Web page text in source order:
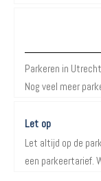
Parkeren in
Nog veel meer
Let op
Let altijd op de
een parkeertarief.